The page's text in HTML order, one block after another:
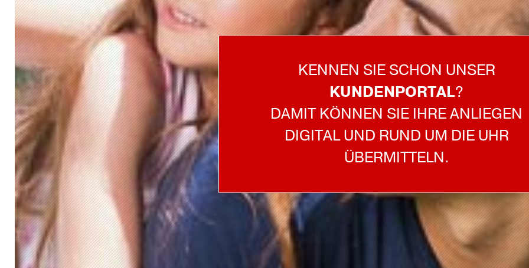
KENNEN SIE SCHON UNSER
KUNDENPORTAL?
DAMIT KÖNNEN SIE IHRE ANLIEGEN
DIGITAL UND RUND UM DIE UHR
ÜBERMITTELN.